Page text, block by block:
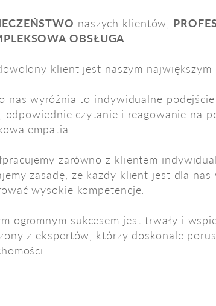
naszych klientów,
OBSŁUGA
klient jest naszym największym
nas wyróżnia to indywidualne
odpowiednie czytanie i reagowanie na
empatia.
zarówno z klientem
zasadę, że każdy klient jest dla
wysokie kompetencje.
ogromnym sukcesem jest trwały i
z ekspertów, którzy doskonale